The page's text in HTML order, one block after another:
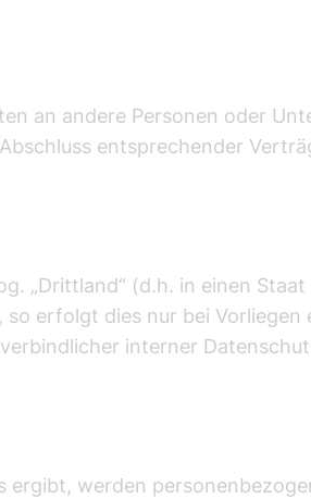
an andere Personen oder
entsprechender
„Drittland“ (d.h. in einen
erfolgt dies nur bei
interner
werden